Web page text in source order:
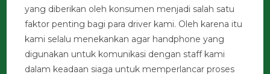
yang diberikan oleh konsumen menjadi salah satu
faktor penting bagi para driver kami. Oleh karena itu
kami selalu menekankan agar handphone yang
digunakan untuk komunikasi dengan staff kami
dalam keadaan siaga untuk memperlancar proses